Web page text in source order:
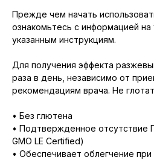
Прежде чем начать
ознакомьтесь с информацией на
указанным инструкциям.
Для получения эффекта
раза в день, независимо от
рекомендациям врача. Не
• Без глютена
• Подтвержденное отсутствие
GMO LE Certified)
• Обеспечивает облегчение при